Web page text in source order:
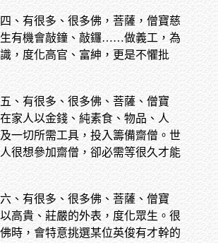
、有很多、很多佛，菩薩，僧寶慈
有機會敲鐘、敲鑼……做義工，為
，度化高官、富紳，更是不懼批
、有很多、很多佛、菩薩、僧寶
家人以金錢、純素食、物品、人
一切所需工具，投入籌備齋僧。世
人很想參加齋僧，卻必需等很久才能
、有很多、很多佛、菩薩、僧寶
高貴、莊嚴的外表，度化眾生。很
時，會特意挑選某位英俊有才幹的